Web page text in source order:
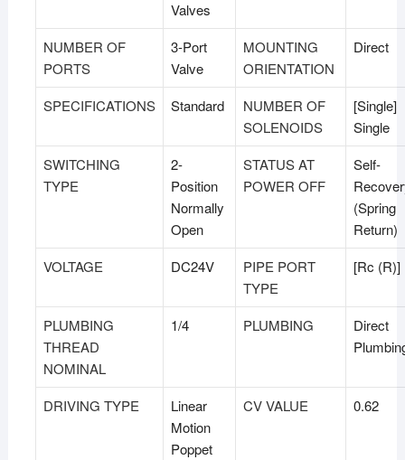
Valves
NUMBER OF
PORTS
3-Port
Valve
MOUNTING
ORIENTATION
Direct
SPECIFICATIONS Standard
NUMBER OF
SOLENOIDS
[Single]
Single
SWITCHING
TYPE
2-
Position
Normally
Open
STATUS AT
POWER OFF
Self-
(Spring
Return)
VOLTAGE
DC24V
PIPE PORT
TYPE
[Rc (R)]
PLUMBING
THREAD
NOMINAL
1/4 PLUMBING
Direct
DRIVING TYPE
Linear
Motion
Poppet
CV VALUE 0.62